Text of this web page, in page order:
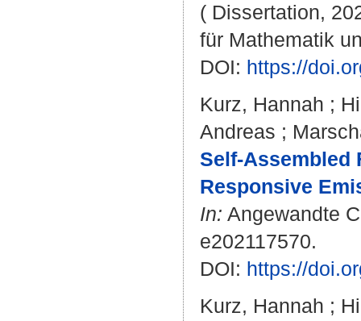
( Dissertation,
für Mathematik
DOI: https://
Kurz, Hannah ;
Andreas ;
Self-Assembled
Responsive
In: Angewandte
e202117570.
DOI: https://
Kurz, Hannah ;